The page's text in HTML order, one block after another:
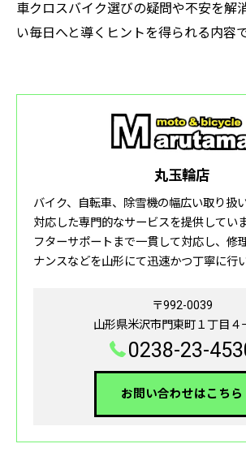
車クロスバイク選びの疑問や不安を解
い毎日へと導くヒントを得られる内容で
丸玉輪店
バイク、自転車、除雪機の幅広い取り扱
対応した専門的なサービスを提供してい
フターサポートまで一貫して対応し、修
ナンスなどを山形にて迅速かつ丁寧に行い
〒992-0039
山形県米沢市門東町１丁目４
0238-23-
お問い合わせはこちら